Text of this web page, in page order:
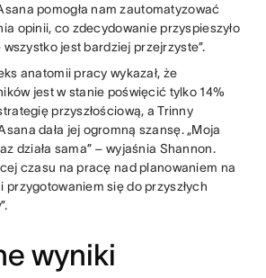
pomogła nam zautomatyzować
opinii, co zdecydowanie przyspieszyło
wszystko jest bardziej przejrzyste”.
anatomii pracy wykazał, że
jest w stanie poświęcić tylko 14%
przyszłościową, a Trinny
dała jej ogromną szansę. „Moja
działa sama” – wyjaśnia Shannon.
czasu na pracę nad planowaniem na
przygotowaniem się do przyszłych
wyniki